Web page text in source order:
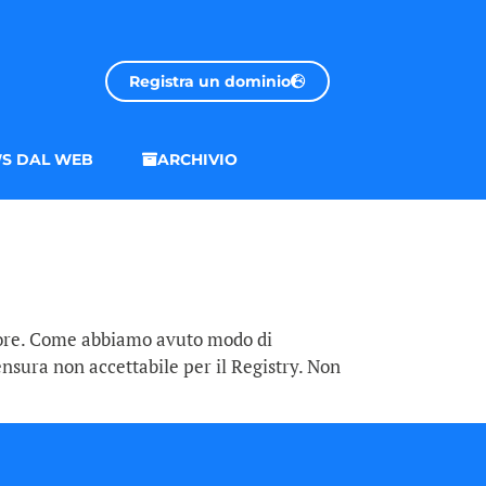
Registra un dominio
DAL WEB ARCHIVIO
Come abbiamo avuto modo di
non accettabile per il Registry. Non